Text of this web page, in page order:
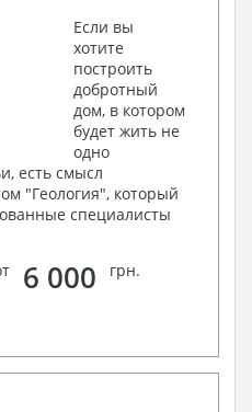
Если вы
хотите
построить
добротный
дом, в котором
будет жить не
одно
есть смысл
"Геология", который
специалисты
6 000 грн.